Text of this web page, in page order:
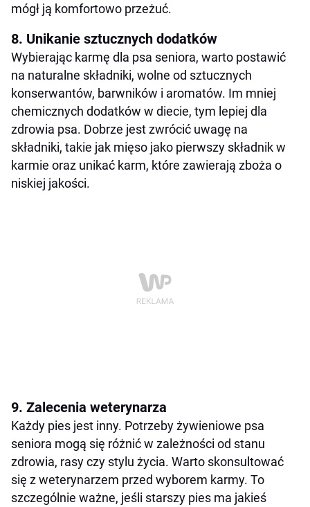
mógł ją komfortowo przeżuć.
8. Unikanie sztucznych dodatków
Wybierając karmę dla psa seniora, warto postawić
na naturalne składniki, wolne od sztucznych
konserwantów, barwników i aromatów. Im mniej
chemicznych dodatków w diecie, tym lepiej dla
zdrowia psa. Dobrze jest zwrócić uwagę na
składniki, takie jak mięso jako pierwszy składnik w
karmie oraz unikać karm, które zawierają zboża o
niskiej jakości.
9. Zalecenia weterynarza
Każdy pies jest inny. Potrzeby żywieniowe psa
seniora mogą się różnić w zależności od stanu
zdrowia, rasy czy stylu życia. Warto skonsultować
się z weterynarzem przed wyborem karmy. To
szczególnie ważne, jeśli starszy pies ma jakieś